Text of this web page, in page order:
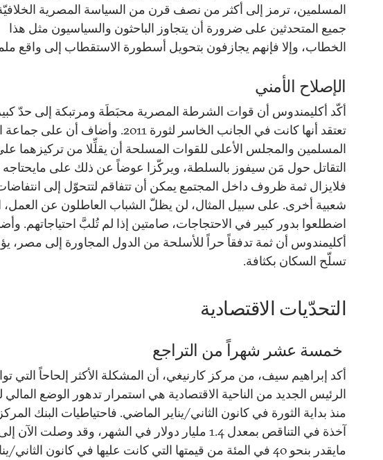
المسلمين، ترمز إلى أكثر من نصف قرن من السياسة المصرية
جميع المتحدثين على ضرورة أن يتجاوز الباحثون والسياسيون مثل هذا
الخطاب، وإلا فإنهم يجازفون بتحويل أسطورة الاستقطاب إلى واقع
الإصلاح الأمني
أكّد أكليمندوس أن قوات الشرطة المصرية محبَطَة ومرتبكة إلى حدّ
تعتقد أنها كانت في الجانب الخاسر لثورة 2011. وأضاف أن
المسلمين والمجلس الأعلى للقوات المسلحة أن يقلِّلا من تركيزهما
التقاتل حول مَن سيفوز بالسلطة، ويركّزا عوضاً عن ذلك على مايحتاجه
فلايزال ثمة ظروف داخل المجتمع يمكن أن تتفاقم لتتحوّل إلى
شعبية أخرى. على سبيل المثال، لن يظلّ الشباب العاطلون عن العمل،
اضطلعوا بدور كبير في الاحتجاجات، صامتين إذا لم تُلبَّ احتياجاتهم.
أكليمندوس أن ثمة تدفقاً حراً للأسلحة من الدول المجاورة إلى مصر،
تسلّح السكان بكثافة.
التحدّيات الاقتصادية
خمسة عشر شهراً من التراجع
أكد إبراهيم سيف، من مركز كارنيغي، أن المشكلة الأكثر إلحاحاً التي
الرئيس الجديد من الناحية الاقتصادية هي استمرار تدهور الوضع المالي
منذ بداية الثورة في كانون الثاني/يناير الماضي. فاحتياطيات البنك
آخذة في التناقص بمعدل 1.4 مليار دولار في الشهر، وقد وصلت الآن
مايقدر بنحو 40 في المئة من قيمتها التي كانت عليها في كانون الثاني/